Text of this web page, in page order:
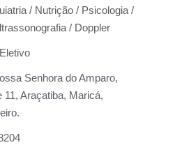
/ Nutrição / Psicologia /
/ Doppler
Eletivo
Senhora do Amparo,
11, Araçatiba, Maricá,